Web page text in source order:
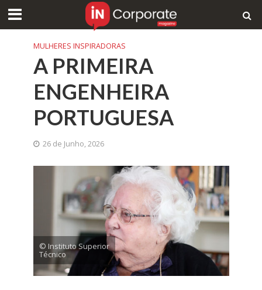
MULHERES INSPIRADORAS
A PRIMEIRA
ENGENHEIRA
PORTUGUESA
26 de Junho, 2026
© Instituto Superior
Técnico